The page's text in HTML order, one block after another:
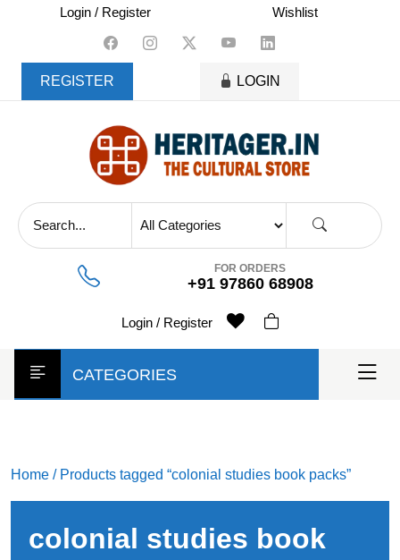
content
Login / Register Wishlist
REGISTER LOGIN
FOR ORDERS
+91 97860 68908
Login / Register
CATEGORIES
Home / Products tagged “colonial studies book packs”
colonial studies book